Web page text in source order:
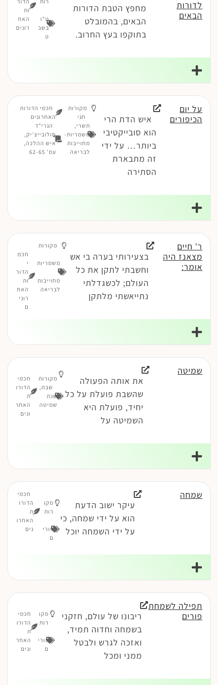
לדורות
הבאים
מחפץ הטבת הדורות
הבאים, בהמובלט
בתוקפו בעץ החרוב.
ט"ו
בשב
ט
ות
האח
רונים
על יום
הכיפורים
איש הדת הרי
הוא סובייקטיבי
ביותר… על ידי
זה מתבארת
הסתירה
מקורות
חגי
תשרי,
משמריות-
מחוייבות
לבריאה
חכמי הדורות
האחרונים
הגרי"ד
סולובייצ'יק,
איש ההלכה,
עמ' 62-65
ר' חיים
מצאנז היה
אומר:
בצעירותי בערה בי אש
וחשבתי לתקן את כל
העולם; לכשגדלתי
נתייאשתי מלתקן
מקורות
משמריות
-
מחוייבות
לבריאה
חכמ
י
הדור
ות
האח
רוני
ם
שמיטה
את אותה הפעולה
שהשבת פועלת על כל
יחיד, פועלת היא
השמיטה על
מקורות
שבת,
שנת
שמיטה
חכמי
הדורו
ת
האחר
ונים
שמחה
עיקר ישוב הדעת
הוא על ידי שמחה, כי
על ידי השמחה יוכל
מקו
רות
פורי
ם
חכמי
הדורו
ת
האחרו
נים
תפילה לשמחת
פורים
ריבונו של עולם, חזקני
בשמחה וחדוה תמיד,
ואזכה לגרש ולבטל
ממני ומכל
מקו
רות
פורי
ם
חכמי
הדורו
ת
האחר
ונים